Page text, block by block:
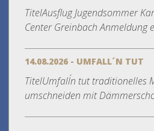
TitelAusflug Jugendsommer
Center Greinbach Anmeldung
14.08.2026 - UMFALL´N TUT
TitelUmfall´n tut traditionelles
umschneiden mit